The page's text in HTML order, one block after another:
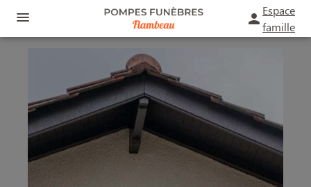
Espace
famille
ORGANISER DES OBSÈQUES
PRÉVOIR SES OBSÈQUES
MONUMENTS FUNÉRAIRES
NOS AGENCES
SAINT-ANDRÉ-DE-CUBZAC
FUNÉRARIUM